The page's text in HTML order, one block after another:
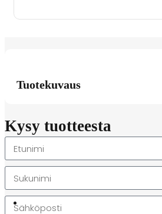
Tuotekuvaus
Kysy tuotteesta